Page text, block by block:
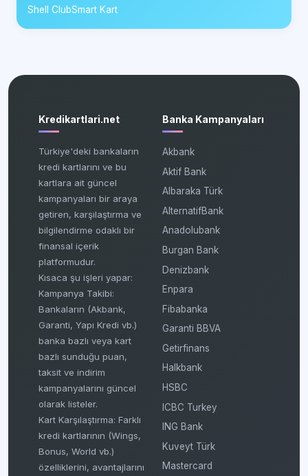
Shell ClubSmart Kart
Kredikartlari.net
Türkiye'deki bankaların
kredi kartlarını ve bu
kartlara ait güncel
kampanyaları bir araya
getiren, karşılaştırma ve
bilgilendirme odaklı bir
finansal içerik
platformudur.
Kısaca şu işleri yapar:
Kampanya Takibi:
Bankaların (Akbank,
Garanti, Yapı Kredi vb.)
banka bazlı veya kart
bazlı sunduğu puan,
taksit ve indirim
kampanyalarını güncel
olarak listeler.
Kart Karşılaştırma: Farklı
kredi kartlarının (Wings,
Bonus, World vb.)
özelliklerini, avantajlarını
Banka Kampanyaları
Akbank
Aktif Bank
Albaraka Türk
AlternatifBank
Anadolubank
Burgan Bank
Denizbank
Enpara
Fibabanka
Garanti BBVA
Getirfinans
Halkbank
HSBC
ICBC Turkey
ING Bank
Kuveyt Türk
Mastercard